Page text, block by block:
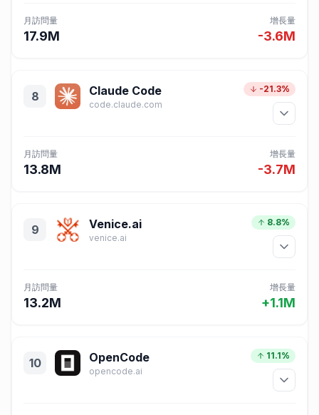
月訪問量
17.9M
增長量
-3.6M
8 Claude Code
code.claude.com
-21.3%
月訪問量
13.8M
增長量
-3.7M
9 Venice.ai
venice.ai
8.8%
月訪問量
13.2M
增長量
+1.1M
10 OpenCode
opencode.ai
11.1%